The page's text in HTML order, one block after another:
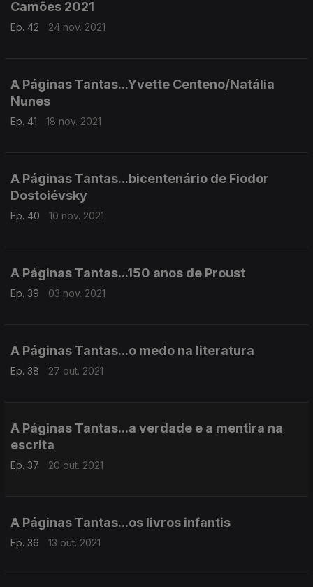
Camões 2021
Ep. 42 24 nov. 2021
A Páginas Tantas...Yvette Centeno/Natália
Nunes
Ep. 41 18 nov. 2021
A Páginas Tantas...bicentenário de Fiodor
Dostoiévsky
Ep. 40 10 nov. 2021
A Páginas Tantas...150 anos de Proust
Ep. 39 03 nov. 2021
A Páginas Tantas...o medo na literatura
Ep. 38 27 out. 2021
A Páginas Tantas...a verdade e a mentira na
escrita
Ep. 37 20 out. 2021
A Páginas Tantas...os livros infantis
Ep. 36 13 out. 2021